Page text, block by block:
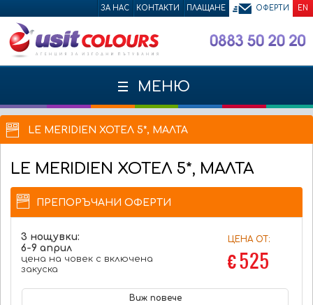
ЗА НАС КОНТАКТИ ПЛАЩАНЕ ОФЕРТИ EN
МЕНЮ
LE MERIDIEN ХОТЕЛ 5*, МАЛТА
LE MERIDIEN ХОТЕЛ 5*, МАЛТА
ПРЕПОРЪЧАНИ ОФЕРТИ
3 нощувки:
6-9 април
цена на човек с включена
закуска
ЦЕНА ОТ:
€ 525
Виж повече